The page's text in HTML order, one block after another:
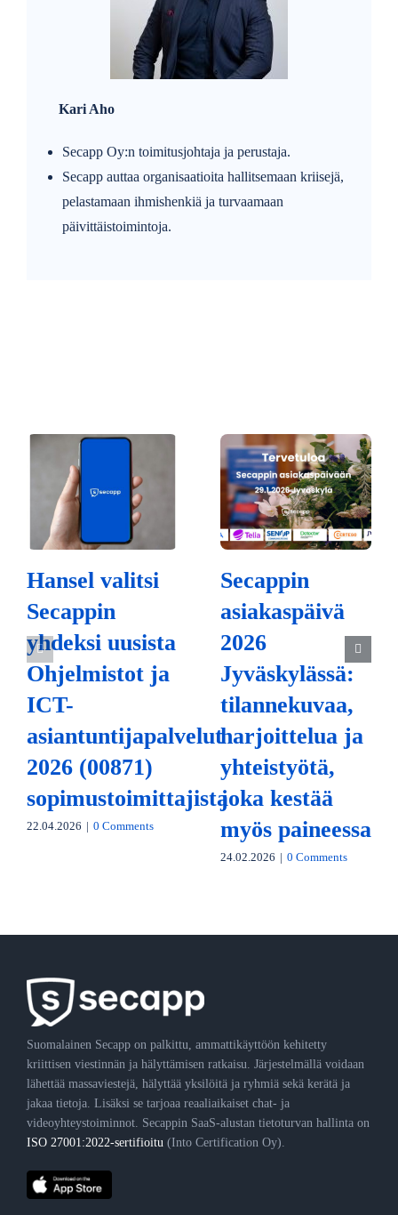
Kari Aho
Secapp Oy:n toimitusjohtaja ja perustaja.
Secapp auttaa organisaatioita hallitsemaan kriisejä,
pelastamaan ihmishenkiä ja turvaamaan
päivittäistoimintoja.
Hansel valitsi
Secappin
yhdeksi uusista
Ohjelmistot ja
ICT-
asiantuntijapalvelut
2026 (00871)
sopimustoimittajista
22.04.2026 | 0 Comments
Secappin
asiakaspäivä
2026
Jyväskylässä:
tilannekuvaa,
harjoittelua ja
yhteistyötä,
joka kestää
myös paineessa
24.02.2026 | 0 Comments
Suomalainen Secapp on palkittu, ammattikäyttöön kehitetty
kriittisen viestinnän ja hälyttämisen ratkaisu. Järjestelmällä voidaan
lähettää massaviestejä, hälyttää yksilöitä ja ryhmiä sekä kerätä ja
jakaa tietoja. Lisäksi se tarjoaa reaaliaikaiset chat- ja
videoyhteystoiminnot. Secappin SaaS-alustan tietoturvan hallinta on
ISO 27001:2022-sertifioitu (Into Certification Oy).